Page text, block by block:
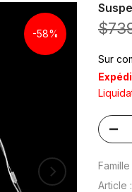
-58%
Sur
Famille
Article :